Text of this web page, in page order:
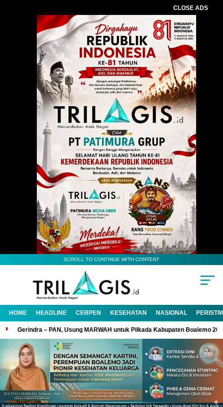
CLOSE ADS
SCROLL TO CONTINUE WITH CONTENT
HOME HEADLINE CERPEN KESEHATAN NASIONAL
Gerindra – PAN, Usung MARWAH untuk Pilkada Kabupaten Boalemo